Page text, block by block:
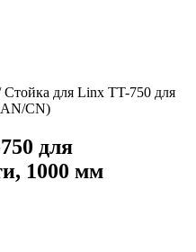
Стойка для Linx TT-750 для
CN)
для
1000 мм